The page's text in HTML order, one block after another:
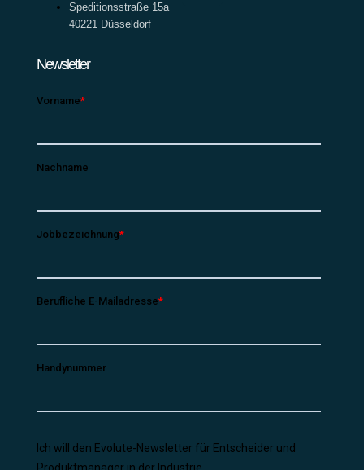
Speditionsstraße 15a
40221 Düsseldorf
Newsletter